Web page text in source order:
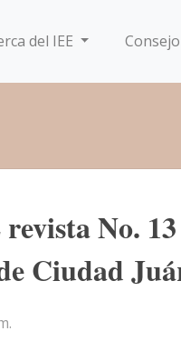
del IEE
No.
Ciudad